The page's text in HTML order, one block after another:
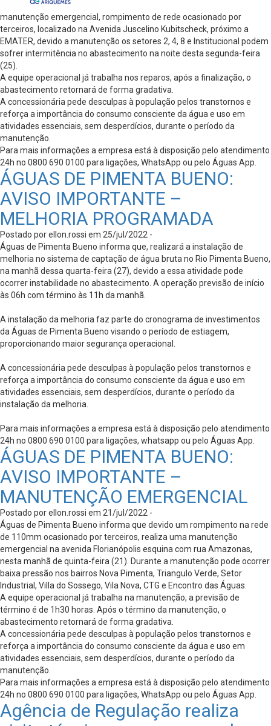
manutenção emergencial, rompimento de rede ocasionado por
terceiros, localizado na Avenida Juscelino Kubitscheck, próximo a
EMATER, devido a manutenção os setores 2, 4, 8 e Institucional podem
sofrer intermitência no abastecimento na noite desta segunda-feira
(25).
A equipe operacional já trabalha nos reparos, após a finalização, o
abastecimento retornará de forma gradativa.
A concessionária pede desculpas à população pelos transtornos e
reforça a importância do consumo consciente da água e uso em
atividades essenciais, sem desperdícios, durante o período da
manutenção.
Para mais informações a empresa está à disposição pelo atendimento
24h no 0800 690 0100 para ligações, WhatsApp ou pelo Águas App.
ÁGUAS DE PIMENTA BUENO:
AVISO IMPORTANTE –
MELHORIA PROGRAMADA
Postado por ellon.rossi em 25/jul/2022 -
Águas de Pimenta Bueno informa que, realizará a instalação de
melhoria no sistema de captação de água bruta no Rio Pimenta Bueno,
na manhã dessa quarta-feira (27), devido a essa atividade pode
ocorrer instabilidade no abastecimento. A operação previsão de início
às 06h com término às 11h da manhã.
A instalação da melhoria faz parte do cronograma de investimentos
da Águas de Pimenta Bueno visando o período de estiagem,
proporcionando maior segurança operacional.
A concessionária pede desculpas à população pelos transtornos e
reforça a importância do consumo consciente da água e uso em
atividades essenciais, sem desperdícios, durante o período da
instalação da melhoria.
Para mais informações a empresa está à disposição pelo atendimento
24h no 0800 690 0100 para ligações, whatsapp ou pelo Águas App.
ÁGUAS DE PIMENTA BUENO:
AVISO IMPORTANTE –
MANUTENÇÃO EMERGENCIAL
Postado por ellon.rossi em 21/jul/2022 -
Águas de Pimenta Bueno informa que devido um rompimento na rede
de 110mm ocasionado por terceiros, realiza uma manutenção
emergencial na avenida Florianópolis esquina com rua Amazonas,
nesta manhã de quinta-feira (21). Durante a manutenção pode ocorrer
baixa pressão nos bairros Nova Pimenta, Triangulo Verde, Setor
Industrial, Villa do Sossego, Vila Nova, CTG e Encontro das Águas.
A equipe operacional já trabalha na manutenção, a previsão de
término é de 1h30 horas. Após o término da manutenção, o
abastecimento retornará de forma gradativa.
A concessionária pede desculpas à população pelos transtornos e
reforça a importância do consumo consciente da água e uso em
atividades essenciais, sem desperdícios, durante o período da
manutenção.
Para mais informações a empresa está à disposição pelo atendimento
24h no 0800 690 0100 para ligações, WhatsApp ou pelo Águas App.
Agência de Regulação realiza